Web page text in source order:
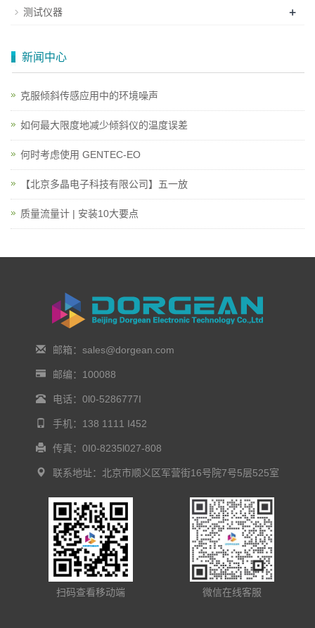
测试仪器 +
新闻中心
克服倾斜传感应用中的环境噪声
如何最大限度地减少倾斜仪的温度误差
何时考虑使用 GENTEC-EO
【北京多晶电子科技有限公司】五一放
质量流量计 | 安装10大要点
邮箱：sales@dorgean.com
邮编：100088
电话：0l0-5286777I
手机：138 1111 I452
传真：0I0-8235l027-808
联系地址：北京市顺义区军营街16号院7号5层525室
扫码查看移动端 微信在线客服